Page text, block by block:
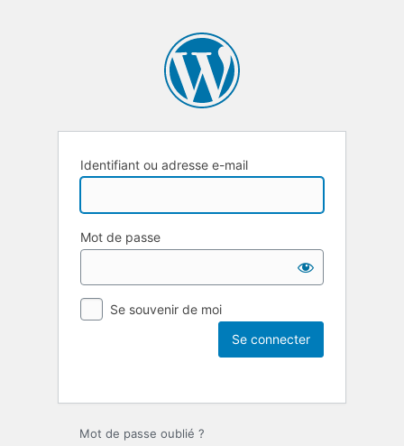
Identifiant ou adresse e-mail
Mot de passe
Se souvenir de moi
Mot de passe oublié ?